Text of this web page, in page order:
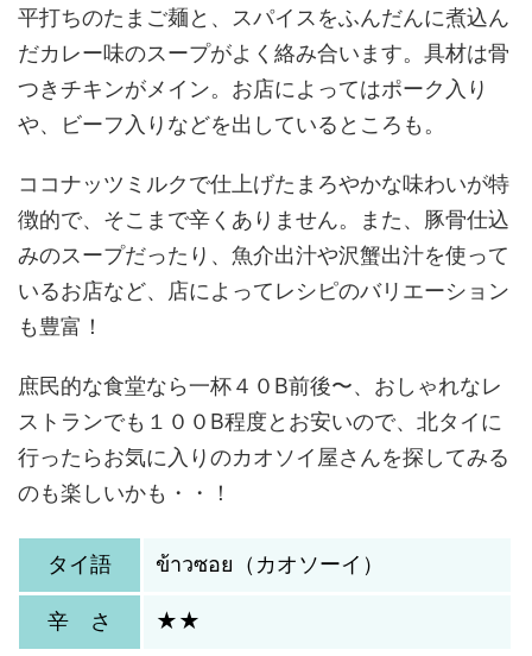
平打ちのたまご麺と、スパイスをふんだんに煮込ん
だカレー味のスープがよく絡み合います。具材は骨
つきチキンがメイン。お店によってはポーク入り
や、ビーフ入りなどを出しているところも。
ココナッツミルクで仕上げたまろやかな味わいが特
徴的で、そこまで辛くありません。また、豚骨仕込
みのスープだったり、魚介出汁や沢蟹出汁を使って
いるお店など、店によってレシピのバリエーション
も豊富！
庶民的な食堂なら一杯４０B前後〜、おしゃれなレ
ストランでも１００B程度とお安いので、北タイに
行ったらお気に入りのカオソイ屋さんを探してみる
のも楽しいかも・・！
タイ語 ข้าวซอย（カオソーイ）
辛 さ ★★